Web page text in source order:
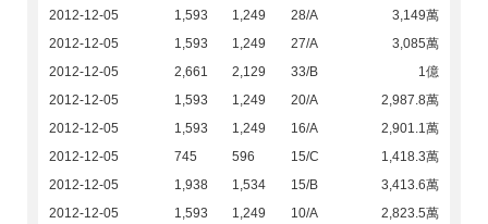
2012-12-05
1,593 1,249 28/A
3,149萬
2012-12-05
1,593 1,249 27/A
3,085萬
2012-12-05
2,661 2,129 33/B
1億
2012-12-05
1,593 1,249 20/A
2,987.8萬
2012-12-05
1,593 1,249 16/A
2,901.1萬
2012-12-05
745 596 15/C
1,418.3萬
2012-12-05
1,938 1,534 15/B
3,413.6萬
2012-12-05
1,593 1,249 10/A
2,823.5萬